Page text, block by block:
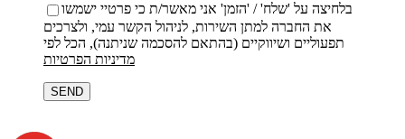
בלחיצה על 'שלח' / 'הזמן' אני מאשר/ת כי פרטיי ישמשו
את החברה למתן השירות, לניהול הקשר עמי, ולצרכים
תפעוליים ושיווקיים (בהתאם להסכמה שניתנה), הכל לפי
מדיניות הפרטיות